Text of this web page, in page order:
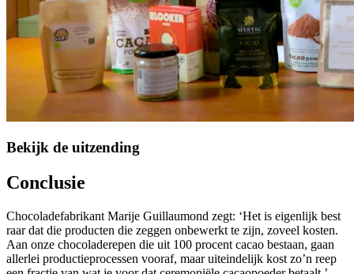
Bekijk de uitzending
Conclusie
Chocoladefabrikant Marije Guillaumond zegt: ‘Het is eigenlijk best
raar dat die producten die zeggen onbewerkt te zijn, zoveel kosten.
Aan onze chocoladerepen die uit 100 procent cacao bestaan, gaan
allerlei productieprocessen vooraf, maar uiteindelijk kost zo’n reep